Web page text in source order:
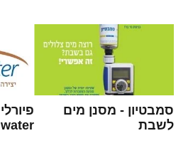
סמבטיון - מסנן מים
לשבת
water